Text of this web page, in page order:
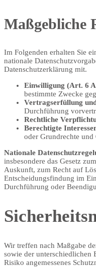
Maßgebliche
Im Folgenden erhalten Sie
nationale
Datenschutzerklärung mit.
Einwilligung (Art. 6
bestimmte Zwecke
Vertragserfüllung
Durchführung
Rechtliche
Berechtigte
oder Grundrechte und
Nationale
insbesondere das Gesetz
Auskunft, zum Recht auf
Entscheidungsfindung im
Durchführung oder
Wir treffen nach Maßgabe
sowie der unterschiedlichen
Risiko angemessenes